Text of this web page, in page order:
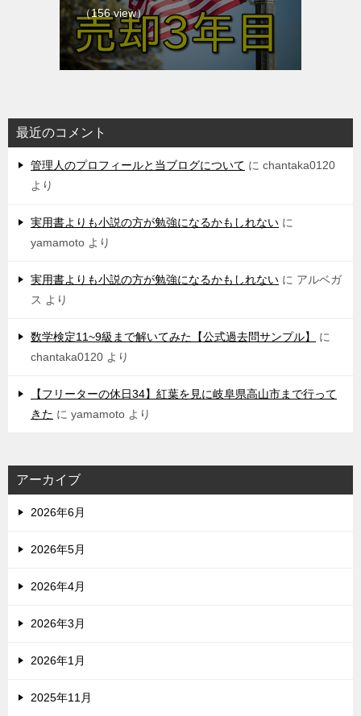
（156 view）
最近のコメント
管理人のプロフィールと当ブログについて に chantaka0120
より
実用書よりも小説の方が勉強になるかもしれない に
yamamoto より
実用書よりも小説の方が勉強になるかもしれない に アルベガ
ス より
数学検定11~9級まで解いてみた【公式過去問サンプル】
に
chantaka0120 より
【フリーターの休日34】紅葉を見に岐阜県高山市まで行って
きた に yamamoto より
アーカイブ
2026年6月
2026年5月
2026年4月
2026年3月
2026年1月
2025年11月